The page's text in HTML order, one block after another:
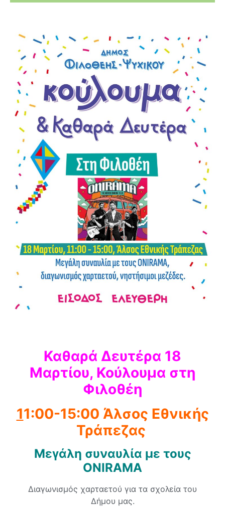
Καθαρά Δευτέρα 18
Μαρτίου, Κούλουμα στη
Φιλοθέη
11:00-15:00 Άλσος Εθνικής
Τράπεζας
Μεγάλη συναυλία με τους
ONIRAMA
Διαγωνισμός χαρταετού για τα σχολεία του
Δήμου μας.